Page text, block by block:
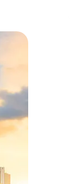
swipen.